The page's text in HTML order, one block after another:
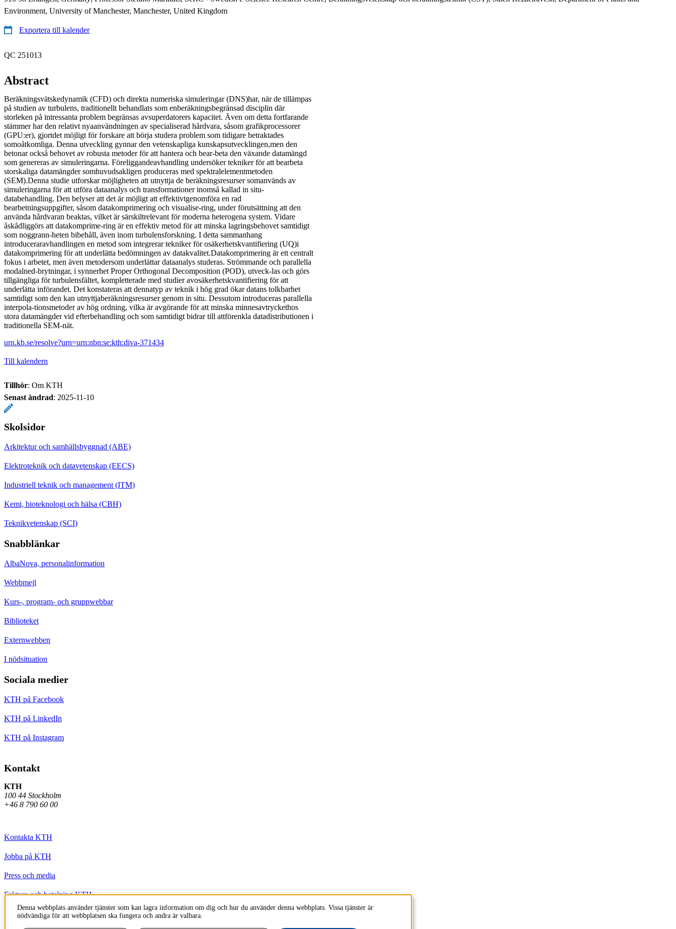
Environment, University of Manchester, Manchester, United Kingdom
Exportera till kalender
QC 251013
Abstract
Beräkningsvätskedynamik (CFD) och direkta numeriska simuleringar (DNS)har, när de tillämpas
på studien av turbulens, traditionellt behandlats som enberäkningsbegränsad disciplin där
storleken på intressanta problem begränsas avsuperdatorers kapacitet. Även om detta fortfarande
stämmer har den relativt nyaanvändningen av specialiserad hårdvara, såsom grafikprocessorer
(GPU:er), gjortdet möjligt för forskare att börja studera problem som tidigare betraktades
somoåtkomliga. Denna utveckling gynnar den vetenskapliga kunskapsutvecklingen,men den
betonar också behovet av robusta metoder för att hantera och bear-beta den växande datamängd
som genereras av simuleringarna. Föreliggandeavhandling undersöker tekniker för att bearbeta
storskaliga datamängder somhuvudsakligen produceras med spektralelementmetoden
(SEM).Denna studie utforskar möjligheten att utnyttja de beräkningsresurser somanvänds av
simuleringarna för att utföra dataanalys och transformationer inomså kallad in situ-
databehandling. Den belyser att det är möjligt att effektivtgenomföra en rad
bearbetningsuppgifter, såsom datakomprimering och visualise-ring, under förutsättning att den
använda hårdvaran beaktas, vilket är särskiltrelevant för moderna heterogena system. Vidare
åskådliggörs att datakomprime-ring är en effektiv metod för att minska lagringsbehovet samtidigt
som noggrann-heten bibehåll, även inom turbulensforskning. I detta sammanhang
introduceraravhandlingen en metod som integrerar tekniker för osäkerhetskvantifiering (UQ)i
datakomprimering för att underlätta bedömningen av datakvalitet.Datakomprimering är ett centralt
fokus i arbetet, men även metodersom underlättar dataanalys studeras. Strömmande och parallella
modalned-brytningar, i synnerhet Proper Orthogonal Decomposition (POD), utveck-las och görs
tillgängliga för turbulensfältet, kompletterade med studier avosäkerhetskvantifiering för att
underlätta införandet. Det konstateras att dennatyp av teknik i hög grad ökar datans tolkbarhet
samtidigt som den kan utnyttjaberäkningsresurser genom in situ. Dessutom introduceras parallella
interpola-tionsmetoder av hög ordning, vilka är avgörande för att minska minnesavtryckethos
stora datamängder vid efterbehandling och som samtidigt bidrar till attförenkla datadistributionen i
traditionella SEM-nät.
urn.kb.se/resolve?urn=urn:nbn:se:kth:diva-371434
Till kalendern
Tillhör: Om KTH
Senast ändrad: 2025-11-10
Skolsidor
Arkitektur och samhällsbyggnad (ABE)
Elektroteknik och datavetenskap (EECS)
Industriell teknik och management (ITM)
Kemi, bioteknologi och hälsa (CBH)
Teknikvetenskap (SCI)
Snabblänkar
AlbaNova, personalinformation
Webbmejl
Kurs-, program- och gruppwebbar
Biblioteket
Externwebben
I nödsituation
Sociala medier
KTH på Facebook
KTH på LinkedIn
KTH på Instagram
Kontakt
KTH
100 44 Stockholm
+46 8 790 60 00
Kontakta KTH
Jobba på KTH
Press och media
Faktura och betalning KTH
Om KTH:s webbplatser
Denna webbplats använder tjänster som kan lagra information om dig och hur du använder denna webbplats. Vissa tjänster är
nödvändiga för att webbplatsen ska fungera och andra är valbara.